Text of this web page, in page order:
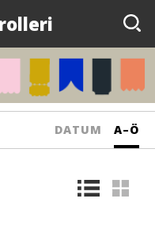
Sortera
DATUM A–Ö